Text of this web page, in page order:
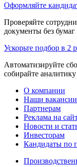
Оформляйте
Проверяйте
документы без
Ускорьте подбор в 2
Автоматизируйте
собирайте
О компании
Наши вакансии
Партнерам
Реклама на
Новости и
Инвесторам
Кандидаты по